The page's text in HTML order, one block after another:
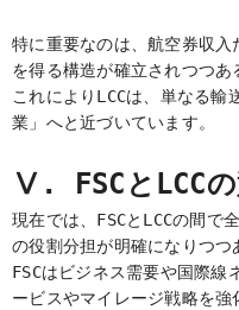
特に重要なのは、航空券収
を得る構造が確立されつつあ
これによりLCCは、単なる輸
業」へと近づいています。
Ⅴ. FSCとLCCの
現在では、FSCとLCCの間で
の役割分担が明確になりつつ
FSCはビジネス需要や国際線
ービスやマイレージ戦略を強